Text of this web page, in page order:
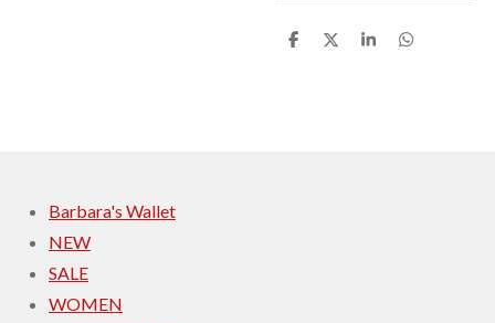
S
S
S
S
Barbara's Wallet
NEW
SALE
WOMEN